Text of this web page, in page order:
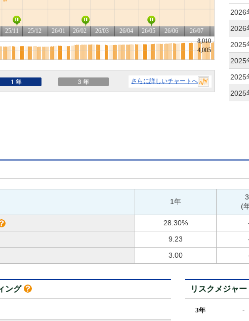
さらに詳しいチャートへ
2026
2026
2025
2025
2025
2025
1年
(
28.30%
9.23
3.00
ング リスクメジャー
3年 -